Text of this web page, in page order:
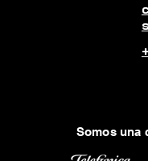
s
Somos una